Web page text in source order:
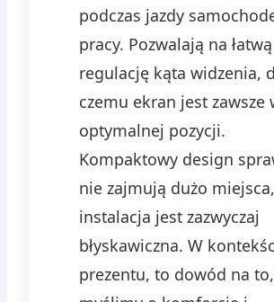
podczas jazdy
pracy. Pozwalają na łatwą
regulację kąta widzenia,
czemu ekran jest zawsze
optymalnej pozycji.
Kompaktowy design
nie zajmują dużo
instalacja jest zazwyczaj
błyskawiczna. W
prezentu, to dowód na